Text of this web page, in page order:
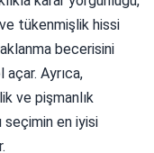
ve tükenmişlik hissi
becerisini
açar. Ayrıca,
ve pişmanlık
seçimin en iyisi